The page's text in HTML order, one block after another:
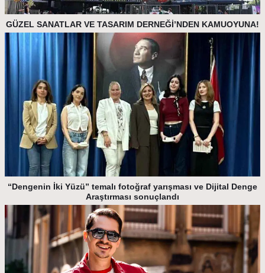
GÜZEL SANATLAR VE TASARIM DERNEĞİ’NDEN KAMUOYUNA!
“Dengenin İki Yüzü” temalı fotoğraf yarışması ve Dijital Denge
Araştırması sonuçlandı